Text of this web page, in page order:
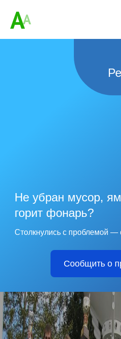
AA
Не убран мусор,
горит фонарь?
Столкнулись с проблемой —
Сообщить о